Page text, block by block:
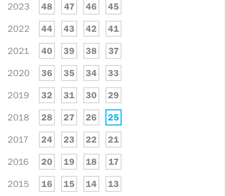
2023 48 47 46 45
2022 44 43 42 41
2021 40 39 38 37
2020 36 35 34 33
2019 32 31 30 29
2018 28 27 26 25
2017 24 23 22 21
2016 20 19 18 17
2015 16 15 14 13